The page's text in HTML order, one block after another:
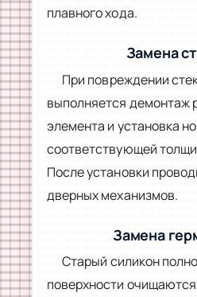
плавного хода.
Замена
При повреждении
выполняется демонтаж
элемента и установка
соответствующей
После установки
дверных механизмов.
Замена
Старый силикон
поверхности